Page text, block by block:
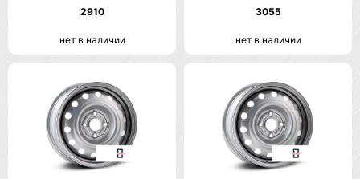
2910
нет в наличии
3055
нет в наличии